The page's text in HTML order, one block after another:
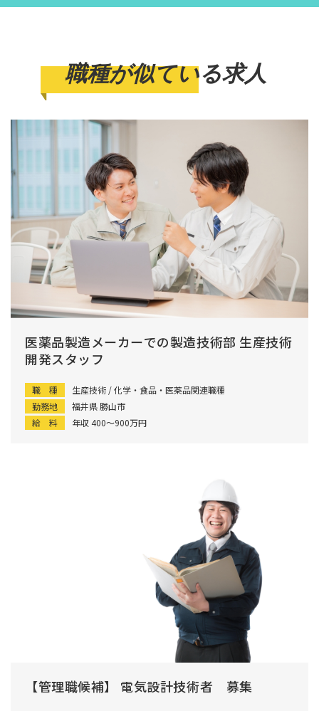
職種が似ている求人
医薬品製造メーカーでの製造技術部 生産技術
開発スタッフ
職 種
生産技術 / 化学・食品・医薬品関連職種
勤務地
福井県 勝山市
給 料
年収 400〜900万円
【管理職候補】 電気設計技術者 募集